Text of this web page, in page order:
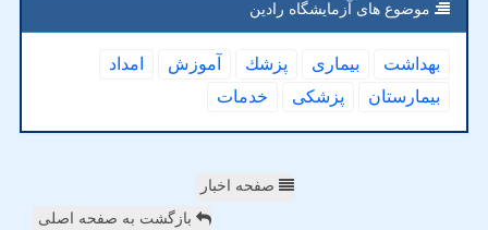
موضوع های آزمایشگاه رادین
بهداشت بیماری پزشك آموزش
امداد
بیمارستان
پزشكی خدمات
صفحه اخبار
بازگشت به صفحه اصلی